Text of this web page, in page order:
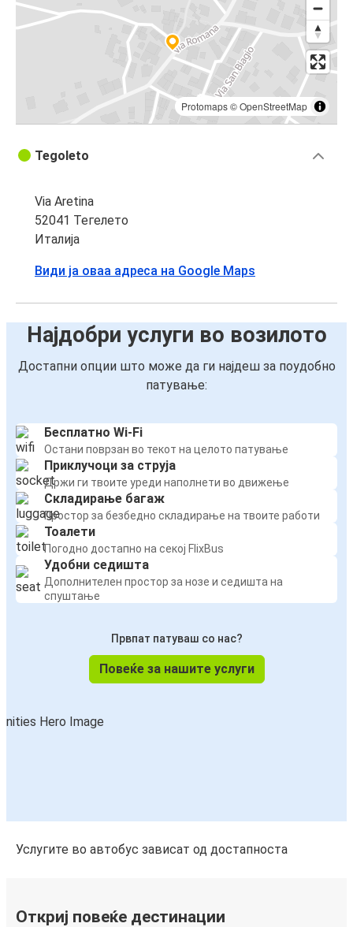
Protomaps©OpenStreetMap
Tegoleto
Via Aretina
52041 Тегелето
Италија
Види ја оваа адреса на Google Maps
Најдобри услуги во возилото
Достапни опции што може да ги најдеш за поудобно
патување:
Бесплатно Wi-Fi
Остани поврзан во текот на целото патување
Приклучоци за струја
Држи ги твоите уреди наполнети во движење
Складирање багаж
Простор за безбедно складирање на твоите работи
Тоалети
Погодно достапно на секој FlixBus
Удобни седишта
Дополнителен простор за нозе и седишта на
спуштање
Првпат патуваш со нас?
Повеќе за нашите услуги
Услугите во автобус зависат од достапноста
Откриј повеќе дестинации